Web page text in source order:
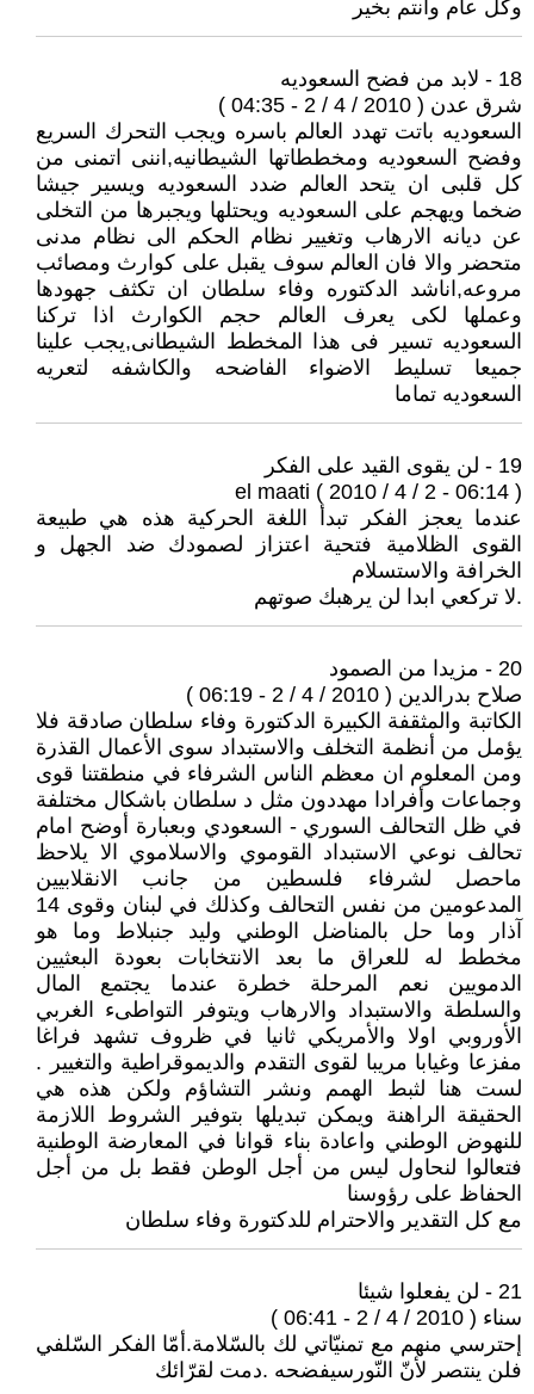
وكل عام وأنتم بخير
18 - لابد من فضح السعوديه
شرق عدن ( 2010 / 4 / 2 - 04:35 )
السعوديه باتت تهدد العالم باسره ويجب التحرك السريع
وفضح السعوديه ومخططاتها الشيطانيه,اننى اتمنى من
كل قلبى ان يتحد العالم ضدد السعوديه ويسير جيشا
ضخما ويهجم على السعوديه ويحتلها ويجبرها من التخلى
عن ديانه الارهاب وتغيير نظام الحكم الى نظام مدنى
متحضر والا فان العالم سوف يقبل على كوارث ومصائب
مروعه,اناشد الدكتوره وفاء سلطان ان تكثف جهودها
وعملها لكى يعرف العالم حجم الكوارث اذا تركنا
السعوديه تسير فى هذا المخطط الشيطانى,يجب علينا
جميعا تسليط الاضواء الفاضحه والكاشفه لتعريه
السعوديه تماما
19 - لن يقوى القيد على الفكر
el maati ( 2010 / 4 / 2 - 06:14 )
عندما يعجز الفكر تبدأ اللغة الحركية هذه هي طبيعة
القوى الظلامية فتحية اعتزاز لصمودك ضد الجهل و
الخرافة والاستسلام
.لا تركعي ابدا لن يرهبك صوتهم
20 - مزيدا من الصمود
صلاح بدرالدين ( 2010 / 4 / 2 - 06:19 )
الكاتبة والمثقفة الكبيرة الدكتورة وفاء سلطان صادقة فلا
يؤمل من أنظمة التخلف والاستبداد سوى الأعمال القذرة
ومن المعلوم ان معظم الناس الشرفاء في منطقتنا قوى
وجماعات وأفرادا مهددون مثل د سلطان باشكال مختلفة
في ظل التحالف السوري - السعودي وبعبارة أوضح امام
تحالف نوعي الاستبداد القوموي والاسلاموي الا يلاحظ
ماحصل لشرفاء فلسطين من جانب الانقلابيين
المدعومين من نفس التحالف وكذلك في لبنان وقوى 14
آذار وما حل بالمناضل الوطني وليد جنبلاط وما هو
مخطط له للعراق ما بعد الانتخابات بعودة البعثيين
الدمويين نعم المرحلة خطرة عندما يجتمع المال
والسلطة والاستبداد والارهاب ويتوفر التواطىء الغربي
الأوروبي اولا والأمريكي ثانيا في ظروف تشهد فراغا
مفزعا وغيابا مريبا لقوى التقدم والديموقراطية والتغيير .
لست هنا لثبط الهمم ونشر التشاؤم ولكن هذه هي
الحقيقة الراهنة ويمكن تبديلها بتوفير الشروط اللازمة
للنهوض الوطني واعادة بناء قوانا في المعارضة الوطنية
فتعالوا لنحاول ليس من أجل الوطن فقط بل من أجل
الحفاظ على رؤوسنا
مع كل التقدير والاحترام للدكتورة وفاء سلطان
21 - لن يفعلوا شيئا
سناء ( 2010 / 4 / 2 - 06:41 )
إحترسي منهم مع تمنيّاتي لك بالسّلامة.أمّا الفكر السّلفي
فلن ينتصر لأنّ النّورسيفضحه .دمت لقرّائك